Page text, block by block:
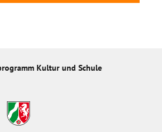
Kultur und Schule